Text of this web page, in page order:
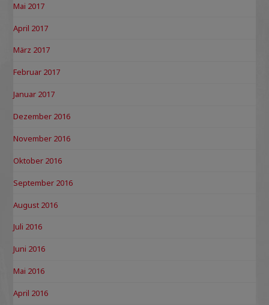
Mai 2017
April 2017
März 2017
Februar 2017
Januar 2017
Dezember 2016
November 2016
Oktober 2016
September 2016
August 2016
Juli 2016
Juni 2016
Mai 2016
April 2016